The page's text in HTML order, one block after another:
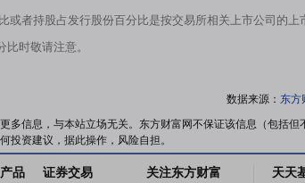
或者持股占发行股份百分比是按交易所相关上市公司的
时敬请注意。
数据来源： 东方
多信息，与本站立场无关。东方财富网不保证该信息（包括
投资建议，据此操作，风险自担。
品 证券交易 关注东方财富 天天